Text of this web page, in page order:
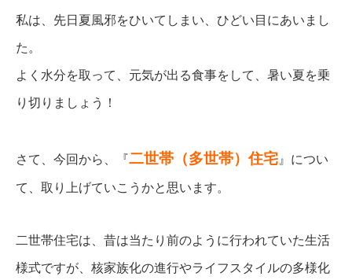
私は、先日夏風邪をひいてしまい、ひどい目にあいまし
た。
よく水分を取って、元気が出る食事をして、暑い夏を乗
り切りましょう！
さて、今回から、『二世帯（多世帯）住宅』につい
て、取り上げていこうかと思います。
二世帯住宅は、昔は当たり前のように行われていた生活
様式ですが、核家族化の進行やライフスタイルの多様化